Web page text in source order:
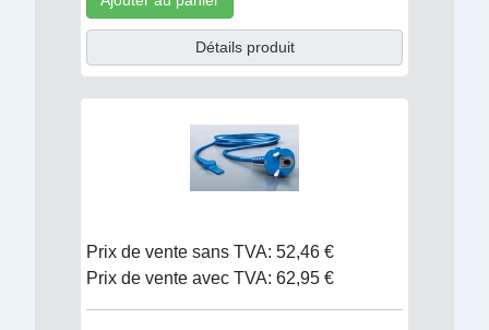
Détails produit
Prix de vente sans TVA: 52,46 €
Prix de vente avec TVA: 62,95 €